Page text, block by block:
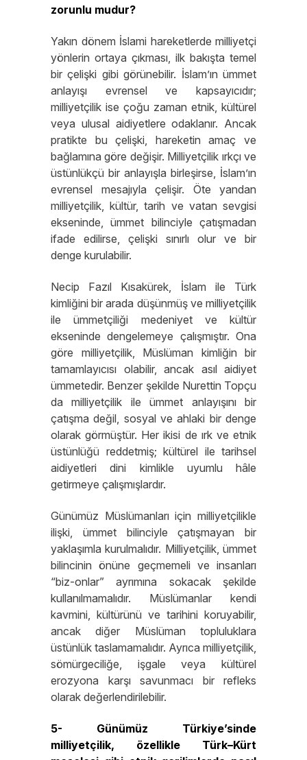
zorunlu mudur?
Yakın dönem İslami hareketlerde milliyetçi
yönlerin ortaya çıkması, ilk bakışta temel
bir çelişki gibi görünebilir. İslam’ın ümmet
anlayışı evrensel ve kapsayıcıdır;
milliyetçilik ise çoğu zaman etnik, kültürel
veya ulusal aidiyetlere odaklanır. Ancak
pratikte bu çelişki, hareketin amaç ve
bağlamına göre değişir. Milliyetçilik ırkçı ve
üstünlükçü bir anlayışla birleşirse, İslam’ın
evrensel mesajıyla çelişir. Öte yandan
milliyetçilik, kültür, tarih ve vatan sevgisi
ekseninde, ümmet bilinciyle çatışmadan
ifade edilirse, çelişki sınırlı olur ve bir
denge kurulabilir.
Necip Fazıl Kısakürek, İslam ile Türk
kimliğini bir arada düşünmüş ve milliyetçilik
ile ümmetçiliği medeniyet ve kültür
ekseninde dengelemeye çalışmıştır. Ona
göre milliyetçilik, Müslüman kimliğin bir
tamamlayıcısı olabilir, ancak asıl aidiyet
ümmetedir. Benzer şekilde Nurettin Topçu
da milliyetçilik ile ümmet anlayışını bir
çatışma değil, sosyal ve ahlaki bir denge
olarak görmüştür. Her ikisi de ırk ve etnik
üstünlüğü reddetmiş; kültürel ile tarihsel
aidiyetleri dini kimlikle uyumlu hâle
getirmeye çalışmışlardır.
Günümüz Müslümanları için milliyetçilikle
ilişki, ümmet bilinciyle çatışmayan bir
yaklaşımla kurulmalıdır. Milliyetçilik, ümmet
bilincinin önüne geçmemeli ve insanları
“biz-onlar” ayrımına sokacak şekilde
kullanılmamalıdır. Müslümanlar kendi
kavmini, kültürünü ve tarihini koruyabilir,
ancak diğer Müslüman topluluklara
üstünlük taslamamalıdır. Ayrıca milliyetçilik,
sömürgeciliğe, işgale veya kültürel
erozyona karşı savunmacı bir refleks
olarak değerlendirilebilir.
5- Günümüz Türkiye’sinde
milliyetçilik, özellikle Türk–Kürt